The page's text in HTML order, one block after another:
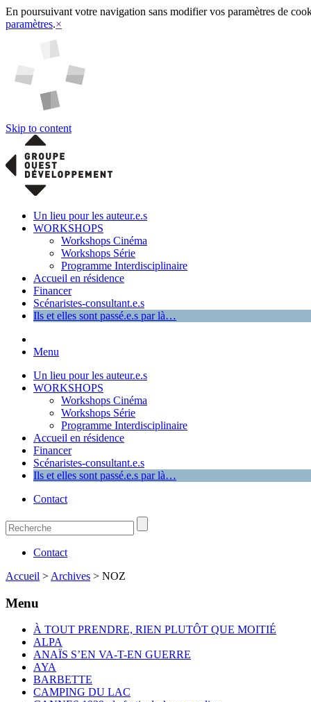
En poursuivant votre navigation sans modifier vos paramètres de
paramètres.×
Skip to content
Un lieu pour les auteur.e.s
WORKSHOPS
Workshops Cinéma
Workshops Série
Programme Interdisciplinaire
Accueil en résidence
Financer
Scénaristes-consultant.e.s
Ils et elles sont passé.e.s par là…
Menu
Un lieu pour les auteur.e.s
WORKSHOPS
Workshops Cinéma
Workshops Série
Programme Interdisciplinaire
Accueil en résidence
Financer
Scénaristes-consultant.e.s
Ils et elles sont passé.e.s par là…
Contact
Contact
Accueil > Archives > NOZ
Menu
À TOUT PRENDRE, RIEN PLUTÔT QUE MOITIÉ
ALPA
ANAÏS S’EN VA-T-EN GUERRE
AYA
BARBETTE
CAMPING DU LAC